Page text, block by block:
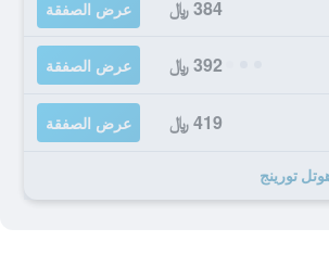
384 ﷼ عرض الصفقة
392 ﷼ عرض الصفقة
419 ﷼ عرض الصفقة